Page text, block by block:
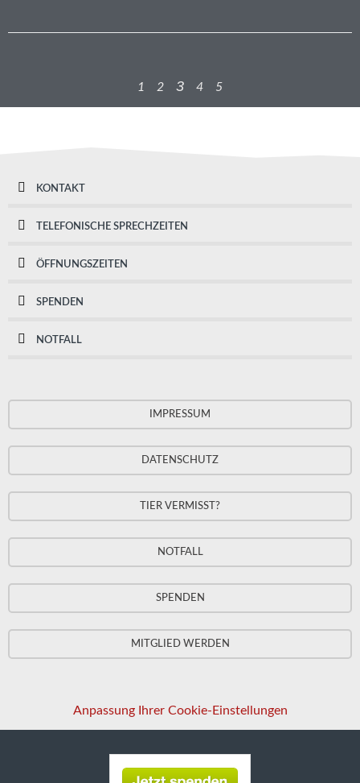
1 2 3 4 5
KONTAKT
TELEFONISCHE SPRECHZEITEN
ÖFFNUNGSZEITEN
SPENDEN
NOTFALL
IMPRESSUM
DATENSCHUTZ
TIER VERMISST?
NOTFALL
SPENDEN
MITGLIED WERDEN
Anpassung Ihrer Cookie-Einstellungen